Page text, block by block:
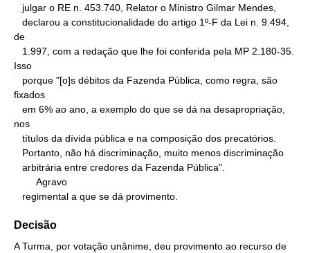
de
Isso
fixados
nos
   regimental a que se dá provimento.
Decisão
A Turma, por votação unânime, deu provimento ao recurso de